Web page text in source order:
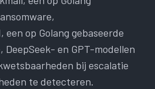
op Golang gebaseerde
DeepSeek- en GPT-modellen
bij escalatie
te detecteren.